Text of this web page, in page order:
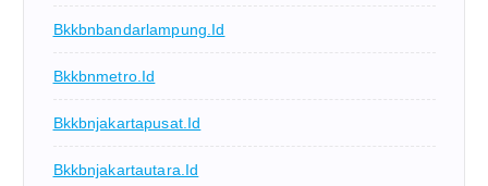
Bkkbnbandarlampung.id
Bkkbnmetro.id
Bkkbnjakartapusat.id
Bkkbnjakartautara.id